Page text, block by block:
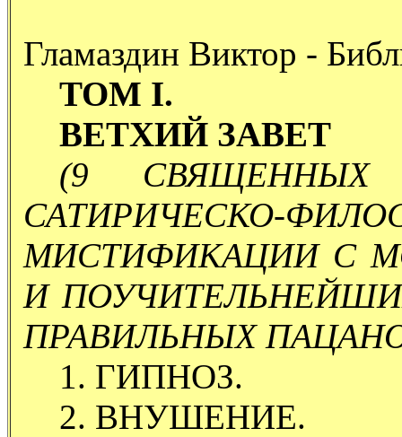
Гламаздин Виктор -
ТОМ I.
ВЕТХИЙ ЗАВЕТ
(9 СВЯЩЕННЫХ
САТИРИЧЕСКО-
МИСТИФИКАЦИИ С
И
ПРАВИЛЬНЫХ
1. ГИПНОЗ.
2. ВНУШЕНИЕ.